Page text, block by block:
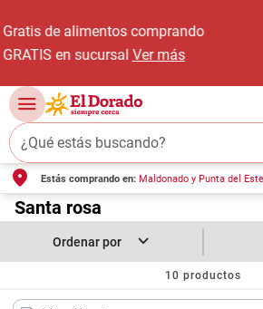
Descargá nuestra App 📱
¿Qué estás buscando?
Estás comprando en: Maldonado y Punta del Este
Santa rosa
10 productos
4.